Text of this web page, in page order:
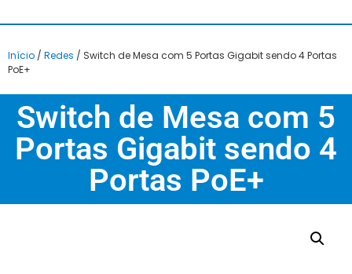
Início / Redes / Switch de Mesa com 5 Portas Gigabit sendo 4 Portas
PoE+
Switch de Mesa com 5
Portas Gigabit sendo 4
Portas PoE+